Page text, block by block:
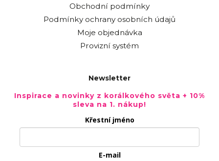
Obchodní podmínky
Podmínky ochrany osobních údajů
Moje objednávka
Provizní systém
Newsletter
Inspirace a novinky z korálkového světa + 10%
sleva na 1. nákup!
Křestní jméno
E-mail